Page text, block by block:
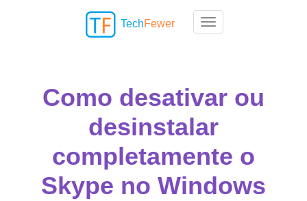
Toggle navigation
TechFewer
Como desativar ou
desinstalar
completamente o
Skype no Windows